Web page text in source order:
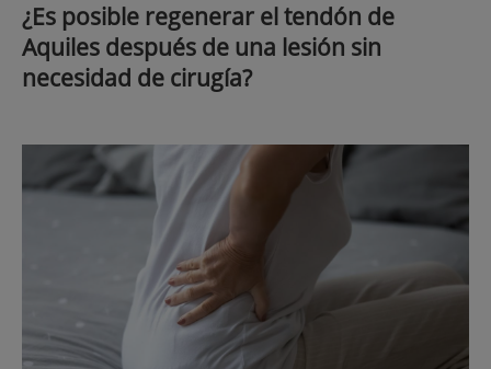
¿Es posible regenerar el tendón de
Aquiles después de una lesión sin
necesidad de cirugía?